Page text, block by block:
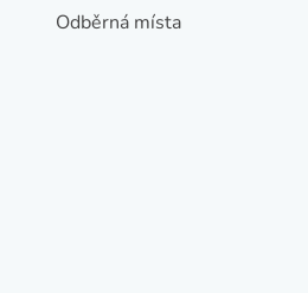
Odběrná místa